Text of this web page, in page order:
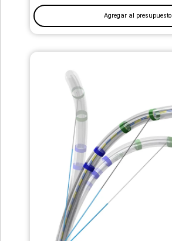
Agregar al presupuesto